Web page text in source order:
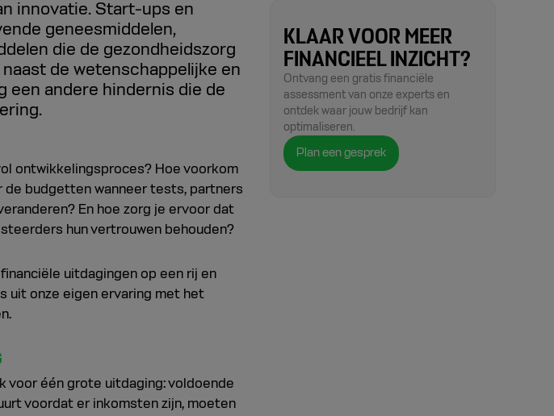
innovatie. Start-ups en
geneesmiddelen,
die de gezondheidszorg
de wetenschappelijke en
een andere hindernis die de
ontwikkelingsproces? Hoe voorkom
de budgetten wanneer tests, partners
En hoe zorg je ervoor dat
hun vertrouwen behouden?
uitdagingen op een rij en
uit onze eigen ervaring met het
voor één grote uitdaging: voldoende
voordat er inkomsten zijn, moeten
KLAAR VOOR MEER
FINANCIEEL INZICHT?
Ontvang een gratis financiële
assessment van onze experts en
ontdek waar jouw bedrijf kan
optimaliseren.
Plan een gesprek